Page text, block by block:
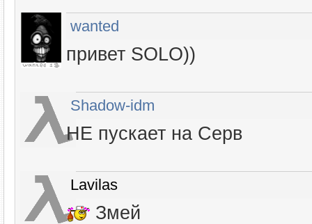
wanted
привет SOLO))
Shadow-idm
НЕ пускает на Серв
Lavilas
Змей